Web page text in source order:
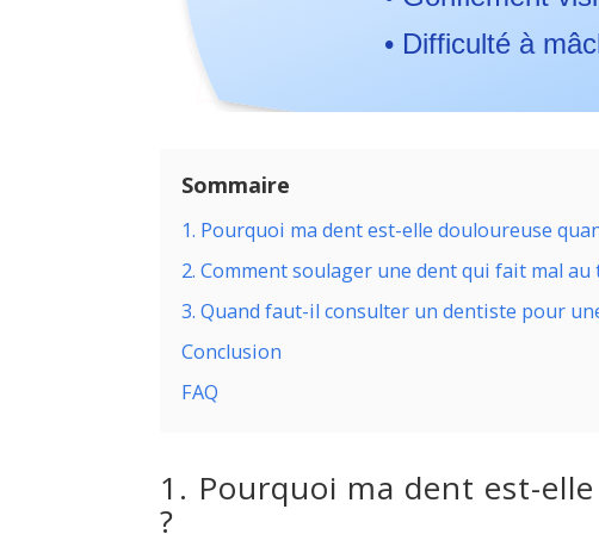
• Difficulté à
Sommaire
1. Pourquoi ma dent est-elle douloureuse
2. Comment soulager une dent qui fait mal au
3. Quand faut-il consulter un dentiste pour
Conclusion
FAQ
1. Pourquoi ma dent est-
?